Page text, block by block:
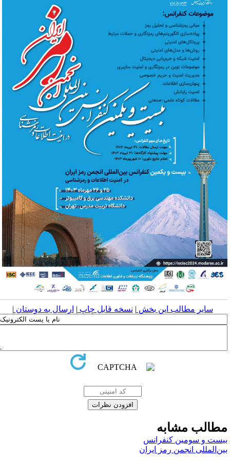
سایر مطالب این بخش | نسخه قابل چاپ| ارسال به دوستان|
مشابه
و سومین کنفرانس
انجمن رمز ایران